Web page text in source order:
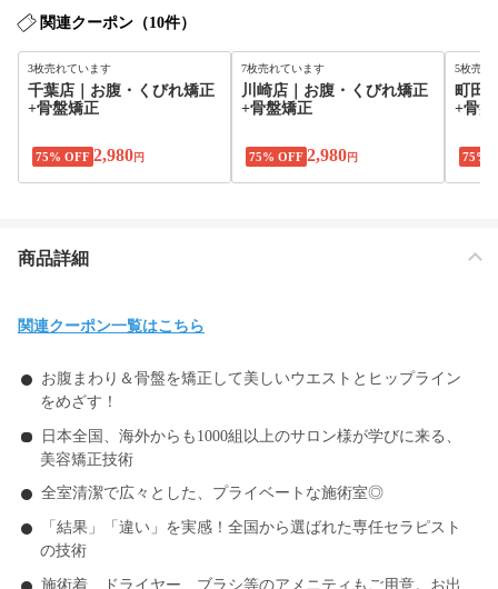
関連クーポン（10件）
3枚売れています
千葉店｜お腹・くびれ矯正
+骨盤矯正
75% OFF 2,980円
7枚売れています
川崎店｜お腹・くびれ矯正
+骨盤矯正
75% OFF 2,980円
5枚売れ
町田
+骨盤
75%
商品詳細
関連クーポン一覧はこちら
お腹まわり＆骨盤を矯正して美しいウエストとヒップライン
をめざす！
日本全国、海外からも1000組以上のサロン様が学びに来る、
美容矯正技術
全室清潔で広々とした、プライベートな施術室◎
「結果」「違い」を実感！全国から選ばれた専任セラピスト
の技術
施術着、ドライヤー、ブラシ等のアメニティもご用意。お出